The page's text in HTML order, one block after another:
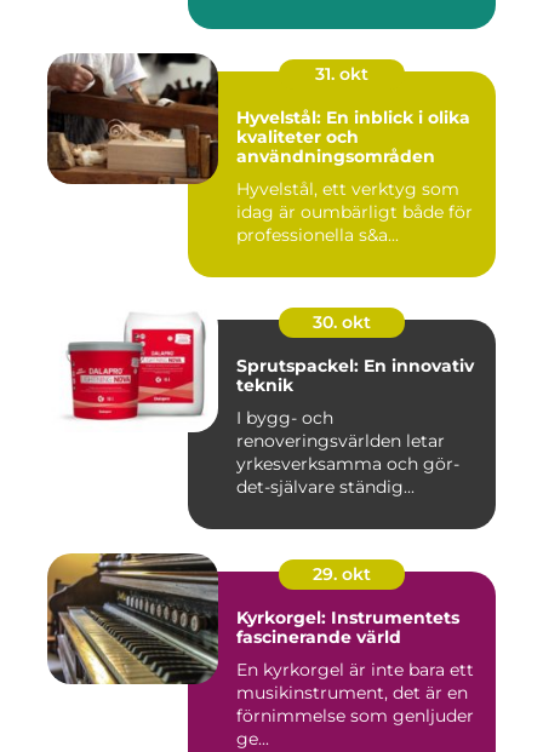
31. okt
Hyvelstål: En inblick i olika
kvaliteter och
användningsområden
Hyvelstål, ett verktyg som
idag är oumbärligt både för
professionella s&a...
30. okt
Sprutspackel: En innovativ
teknik
I bygg- och
renoveringsvärlden letar
yrkesverksamma och gör-
det-självare ständig...
29. okt
Kyrkorgel: Instrumentets
fascinerande värld
En kyrkorgel är inte bara ett
musikinstrument, det är en
förnimmelse som genljuder
ge...